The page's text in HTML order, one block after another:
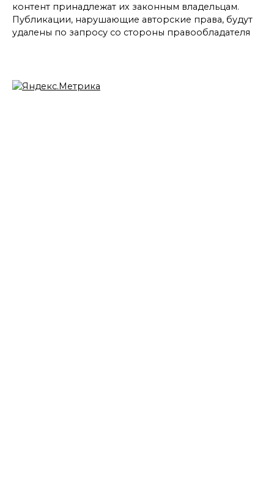
контент принадлежат их законным владельцам.
Публикации, нарушающие авторские права, будут
удалены по запросу со стороны правообладателя